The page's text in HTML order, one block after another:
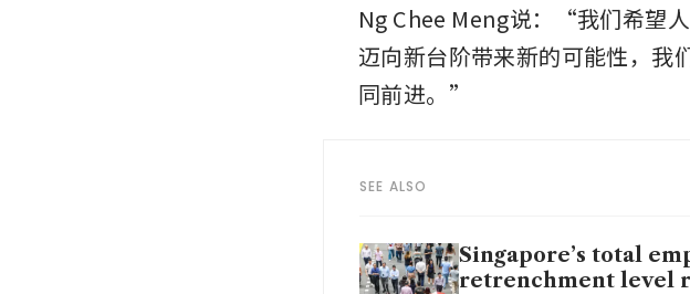
Ng Chee Meng说：“我们希望
迈向新台阶带来新的可能性，我
同前进。”
SEE ALSO
Singapore’s total
retrenchment level